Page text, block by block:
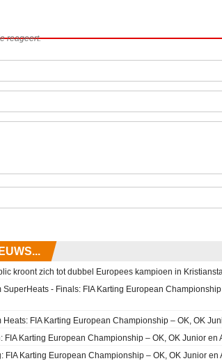
reageert.
kroont zich tot dubbel Europees kampioen in
SuperHeats - Finals: FIA Karting European
Heats: FIA Karting European Championship – OK, OK
FIA Karting European Championship – OK, OK Junior
FIA Karting European Championship – OK, OK Junior